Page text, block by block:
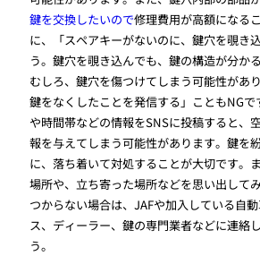
鍵を交換したいので修理費用が高額になる
に、「スペアキーがないのに、鍵穴を覗き
う。鍵穴を覗き込んでも、鍵の構造が分か
むしろ、鍵穴を傷つけてしまう可能性があ
鍵をなくしたことを発信する」こともNG
や時間帯などの情報をSNSに投稿すると、
報を与えてしまう可能性があります。鍵を
に、落ち着いて対処することが大切です。
場所や、立ち寄った場所などを思い出して
つからない場合は、JAFや加入している自
ス、ディーラー、鍵の専門業者などに連絡
う。